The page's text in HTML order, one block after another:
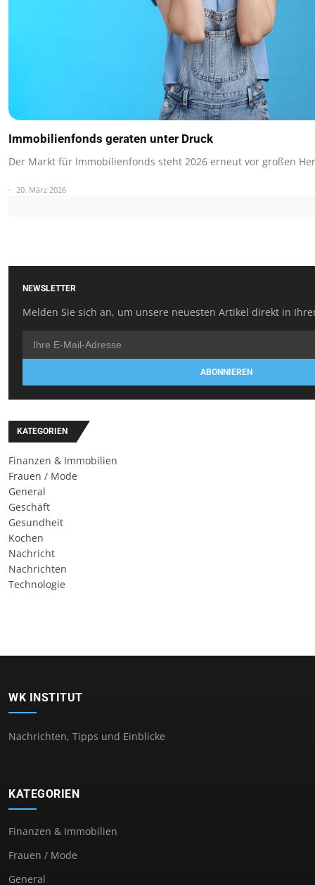
Immobilienfonds geraten unter Druck
Der Markt für Immobilienfonds steht 2026 erneut vor großen
20. März 2026
NEWSLETTER
Melden Sie sich an, um unsere neuesten Artikel direkt in
ABONNIEREN
KATEGORIEN
Finanzen & Immobilien
Frauen / Mode
General
Geschäft
Gesundheit
Kochen
Nachricht
Nachrichten
Technologie
WK INSTITUT
Nachrichten, Tipps und Einblicke
KATEGORIEN
Finanzen & Immobilien
Frauen / Mode
General